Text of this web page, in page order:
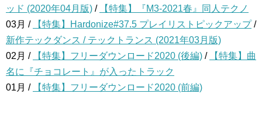
ッド (2020年04月版) /
【特集】『M3-2021春』同人テクノ
03月 /
【特集】Hardonize#37.5 プレイリストピックアップ/
新作テックダンス / テックトランス (2021年03月版)
02月 /
【特集】フリーダウンロード2020 (後編) /
【特集】曲
名に『チョコレート』が入ったトラック
01月 /
【特集】フリーダウンロード2020 (前編)